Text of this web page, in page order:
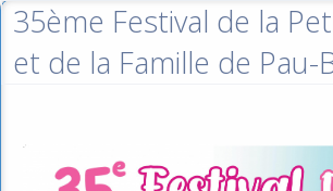
35ème Festival de la
et de la Famille de Pau-